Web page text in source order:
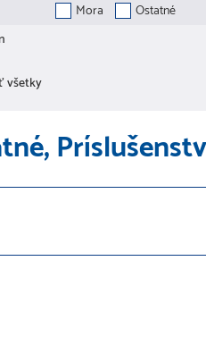
Mora
Ostatné
všetky